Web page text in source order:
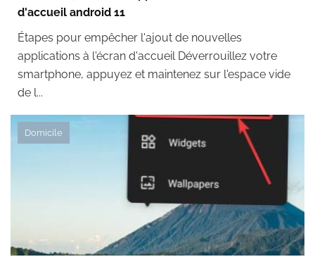
d'accueil android 11
Étapes pour empêcher l'ajout de nouvelles
applications à l'écran d'accueil Déverrouillez votre
smartphone, appuyez et maintenez sur l'espace vide
de l...
Domicile